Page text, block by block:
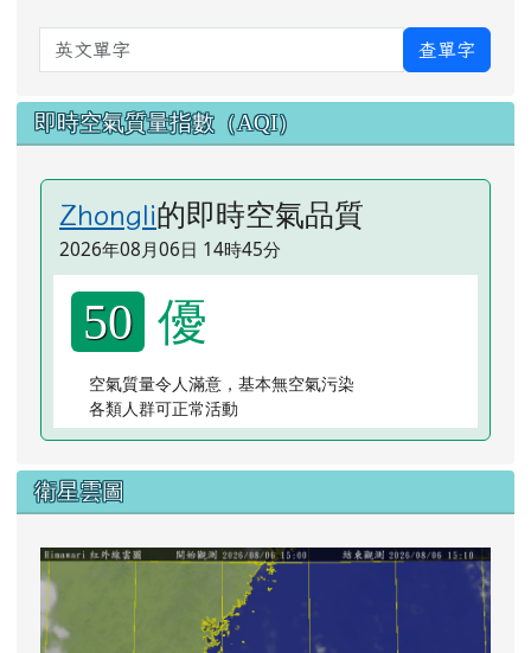
英文單字 查單字
即時空氣質量指數（AQI）
Zhongli的即時空氣品質
2026年08月06日 14時45分
50 優
空氣質量令人滿意，基本無空氣污染
各類人群可正常活動
衛星雲圖
link